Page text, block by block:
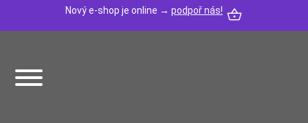
Nový e-shop je online → podpoř nás!